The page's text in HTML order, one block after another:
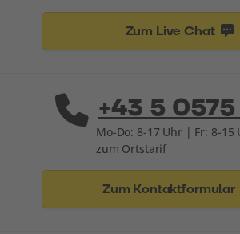
Zum Live Chat
+43 5
Mo-Do: 8-17 Uhr | Fr: 8-15
zum Ortstarif
Zum Kontaktformular